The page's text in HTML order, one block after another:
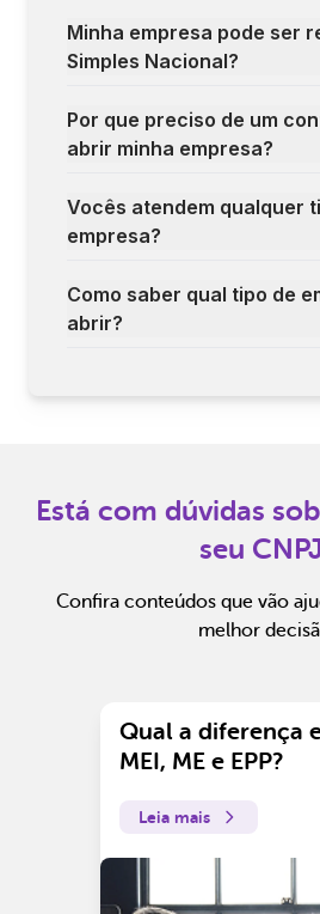
Minha empresa pode ser
Simples Nacional?
Por que preciso de um
abrir minha empresa?
Vocês atendem qualquer
empresa?
Como saber qual tipo de
abrir?
Está com dúvidas
seu
Confira conteúdos que vão
melhor
Qual a diferença
MEI, ME e EPP?
Leia mais